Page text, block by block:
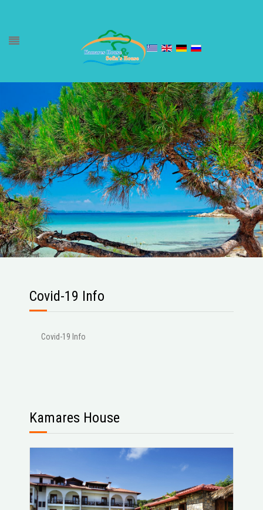
Covid-19 Info
Covid-19 Info
Kamares House